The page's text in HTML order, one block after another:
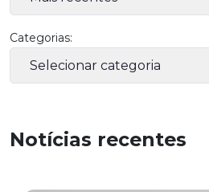
Notícias recentes
Categorias: